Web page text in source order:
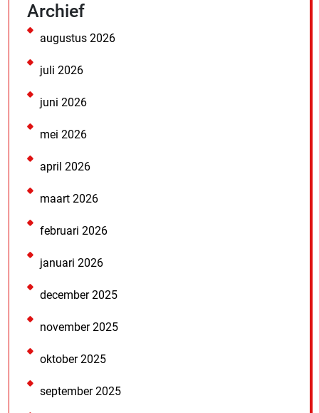
Archief
augustus 2026
juli 2026
juni 2026
mei 2026
april 2026
maart 2026
februari 2026
januari 2026
december 2025
november 2025
oktober 2025
september 2025